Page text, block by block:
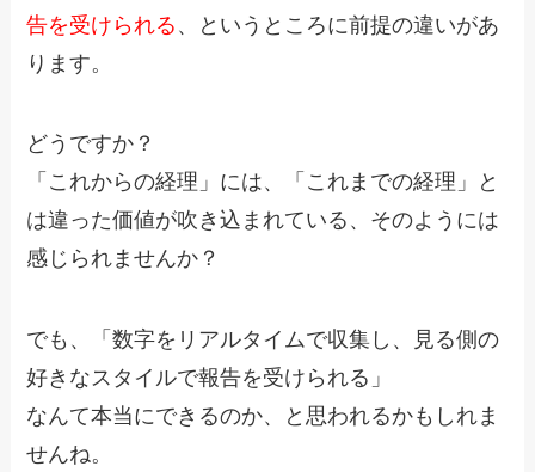
告を受けられる 、というところに前提の違いがあ
ります。
どうですか？
「これからの経理」には、「これまでの経理」と
は違った価値が吹き込まれている、そのようには
感じられませんか？
でも、「数字をリアルタイムで収集し、見る側の
好きなスタイルで報告を受けられる」
なんて本当にできるのか、と思われるかもしれま
せんね。